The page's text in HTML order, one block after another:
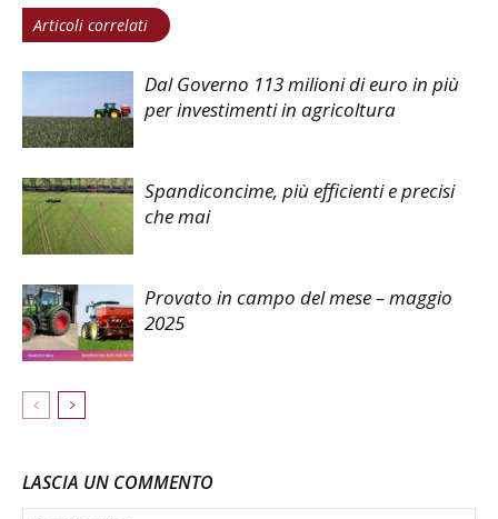
Articoli correlati
Dal Governo 113 milioni di euro in più
per investimenti in agricoltura
Spandiconcime, più efficienti e precisi
che mai
Provato in campo del mese – maggio
2025
LASCIA UN COMMENTO